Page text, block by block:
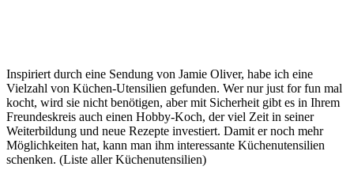
Inspiriert durch eine Sendung von Jamie Oliver, habe ich eine
Vielzahl von Küchen-Utensilien gefunden. Wer nur just for fun mal
kocht, wird sie nicht benötigen, aber mit Sicherheit gibt es in Ihrem
Freundeskreis auch einen Hobby-Koch, der viel Zeit in seiner
Weiterbildung und neue Rezepte investiert. Damit er noch mehr
Möglichkeiten hat, kann man ihm interessante Küchenutensilien
schenken. (Liste aller Küchenutensilien)